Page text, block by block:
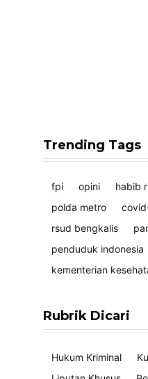
Trending Tags
fpi opini
habib
polda metro
rsud bengkalis
penduduk indonesia
kementerian
Rubrik Dicari
Hukum Kriminal